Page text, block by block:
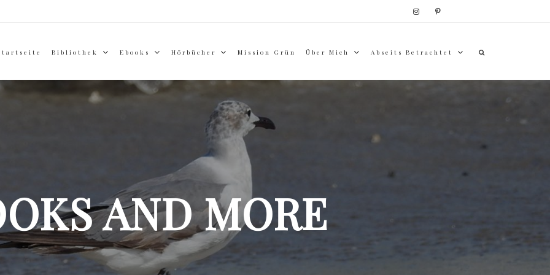
Bibliothek Ebooks Hörbücher Mission Grün Über Mich Abseits Betrachtet
AND MORE